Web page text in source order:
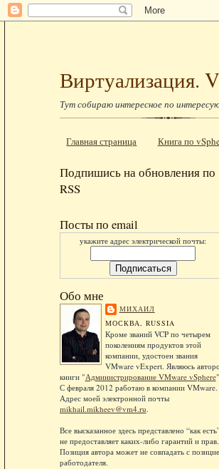
Виртуализация.
Тут собираю интересное по
Главная страница Книга по
Подпишись на обновления по
RSS
Посты по email
укажите адрес электрической почты:
Обо мне
МИХАИЛ
МОСКВА, RUSSIA
Кроме званий VCP по четырем
поколениям продуктов этой
компании, удостоен звания
VMware vExpert. Являюсь
книги "Администрирование VMware vSphere
С февраля 2012 работаю в компании VMware.
Адрес моей электронной почты
mikhail.mikheev@vm4.ru.
Все высказанное здесь представлено “как
не предоставляет каких-либо гарантий и прав.
Позиция автора может не совпадать с
работодателя.